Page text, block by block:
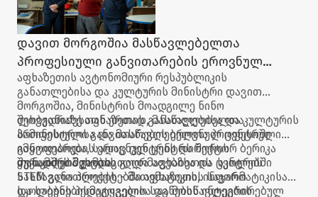
დავით მორგოშია მასწავლებელთა
პროფესიული განვითარების ეროვნულ
ცენტრს ეწვია
აფხაზეთის ავტონომიური რესპუბლიკის
განათლებისა და კულტურის მინისტრი დავით
მორგოშია, მინისტრის მოადგილე ნინო
ლობჟანიძესთან ერთად, მასწავლებელთა
პროფესიული განვითარების ეროვნულ ცენტრში
იმყოფებოდა, სადაც ცენტრის დირექტორ ბერიკა
შუკაკიძეს შეხვდა.
შეხვედრაზე აფხაზეთის განათლებისა და კულტურის
სამინისტროსა და მასწავლებელთა პროფესიული
განვითარების ეროვნულ ცენტრს შორის
თანამშრომლობის გაღრმავებისა და ცენტრის
სასწავლო პროექტებში აფხაზეთის საჯარო
სკოლების პედაგოგებისა და მოსწავლეების
ყურადღება გამახვილდა აფხაზეთის სკოლებში
STEM განათლების - მათემატიკის, ინფორმატიკისა
და საბუნებისმეტყველო საგნების ინტეგრირებულ